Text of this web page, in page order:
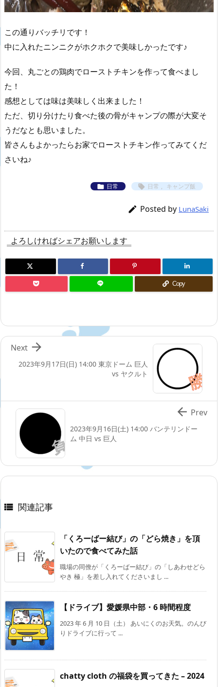
この通りバッチリです！
中に入れたニンニクがホクホクで美味しかったです♪
今回、丸ごとの鶏肉でローストチキンを作って食べまし
た！
感想としては味は美味しく出来ました！
ただ、切り分けたり食べた後の骨がキャンプの際が大変そ
うだなとも思いました。
皆さんもよかったらお家でローストチキン作ってみてくだ
さいね♪
 日常  日常 , キャンプ飯
 Posted by LunaSaki
よろしければシェアお願いします
Copy
2023年9月17日(日) 14:00 東京ドーム 巨人
vs ヤクルト

Next
2023年9月16日(土) 14:00 バンテリンドー
ム 中日 vs 巨人
 Prev
 関連記事
「くろーばー結び」の「どら焼き」を頂
いたので食べてみた話
職場の同僚が「くろーばー結び」の「しあわせどら
やき 極」を差し入れてくださいまし ...
【ドライブ】愛媛県中部・6 時間程度
2023 年 6 月 10 日（土） あいにくのお天気。のんび
りドライブに行って ...
chatty cloth の福袋を買ってきた – 2024